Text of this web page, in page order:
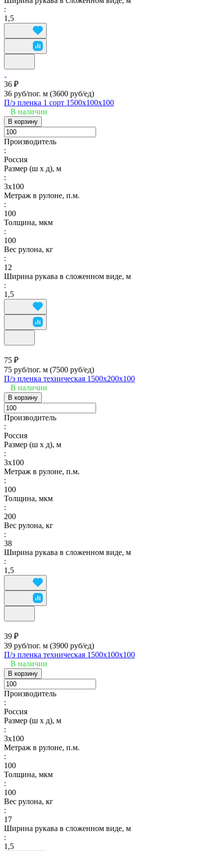
:
1,5
36 ₽
36 руб/пог. м (3600 руб/eд)
П/э пленка 1 сорт 1500х100х100
В наличии
В корзину
Производитель
:
Россия
Размер (ш х д), м
:
3х100
Метраж в рулоне, п.м.
:
100
Толщина, мкм
:
100
Вес рулона, кг
:
12
Ширина рукава в сложенном виде, м
:
1,5
75 ₽
75 руб/пог. м (7500 руб/eд)
П/э пленка техническая 1500х200х100
В наличии
В корзину
Производитель
:
Россия
Размер (ш х д), м
:
3х100
Метраж в рулоне, п.м.
:
100
Толщина, мкм
:
200
Вес рулона, кг
:
38
Ширина рукава в сложенном виде, м
:
1,5
39 ₽
39 руб/пог. м (3900 руб/eд)
П/э пленка техническая 1500х100х100
В наличии
В корзину
Производитель
:
Россия
Размер (ш х д), м
:
3х100
Метраж в рулоне, п.м.
:
100
Толщина, мкм
:
100
Вес рулона, кг
:
17
Ширина рукава в сложенном виде, м
:
1,5